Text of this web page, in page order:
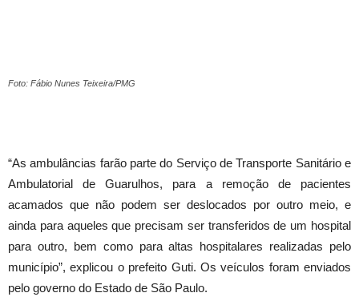
Foto: Fábio Nunes Teixeira/PMG
“As ambulâncias farão parte do Serviço de Transporte Sanitário e
Ambulatorial de Guarulhos, para a remoção de pacientes
acamados que não podem ser deslocados por outro meio, e
ainda para aqueles que precisam ser transferidos de um hospital
para outro, bem como para altas hospitalares realizadas pelo
município”, explicou o prefeito Guti. Os veículos foram enviados
pelo governo do Estado de São Paulo.